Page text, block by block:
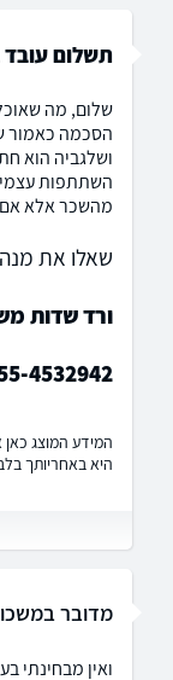
תשלום עובד
שלום, מה
הסכמה כאמור
ושלגביה הוא
השתתפות
מהשכר אלא אם
שאלו את
ורד שדות
4532942
המידע המוצג כאן
היא באחריותך
מדובר
ואין מבחינתי